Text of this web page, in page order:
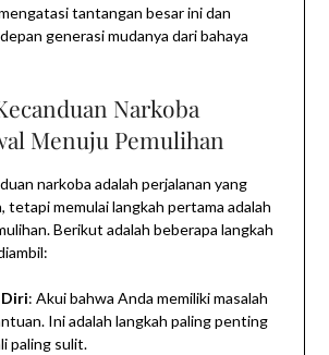
tantangan besar ini dan
generasi mudanya dari bahaya
Narkoba
Menuju Pemulihan
narkoba adalah perjalanan yang
tetapi memulai langkah pertama adalah
Berikut adalah beberapa langkah
Diri: Akui bahwa Anda memiliki masalah
Ini adalah langkah paling penting
paling sulit.